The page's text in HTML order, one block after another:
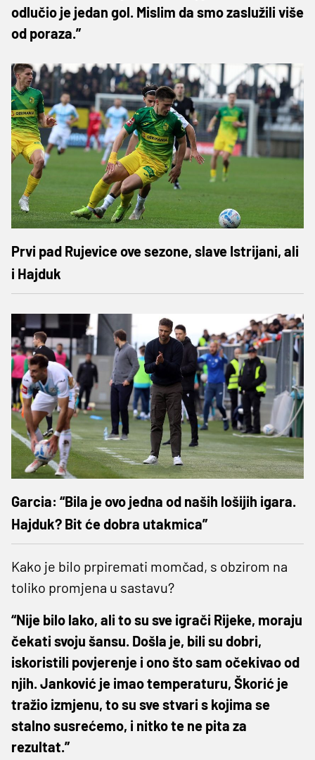
odlučio je jedan gol. Mislim da smo zaslužili više
od poraza.”
Prvi pad Rujevice ove sezone, slave Istrijani, ali
i Hajduk
Garcia: “Bila je ovo jedna od naših lošijih igara.
Hajduk? Bit će dobra utakmica”
Kako je bilo prpiremati momčad, s obzirom na
toliko promjena u sastavu?
“Nije bilo lako, ali to su sve igrači Rijeke, moraju
čekati svoju šansu. Došla je, bili su dobri,
iskoristili povjerenje i ono što sam očekivao od
njih. Janković je imao temperaturu, Škorić je
tražio izmjenu, to su sve stvari s kojima se
stalno susrećemo, i nitko te ne pita za
rezultat.”